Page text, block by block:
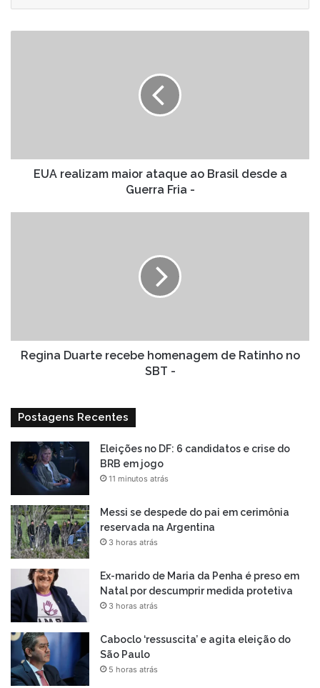
email
Guerra
EUA realizam maior ataque ao Brasil desde a
Guerra Fria -
-
Regina Duarte recebe homenagem de Ratinho no
SBT -
Postagens Recentes
Eleições no DF: 6 candidatos e crise do
BRB em jogo
11 minutos atrás
Messi se despede do pai em cerimônia
reservada na Argentina
3 horas atrás
Ex-marido de Maria da Penha é preso em
Natal por descumprir medida protetiva
3 horas atrás
Caboclo ‘ressuscita’ e agita eleição do
São Paulo
5 horas atrás